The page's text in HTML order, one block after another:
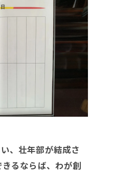
、壮年部が結成さ
るならば、わが創